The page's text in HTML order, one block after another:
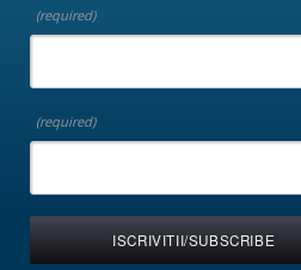
(required)
(required)